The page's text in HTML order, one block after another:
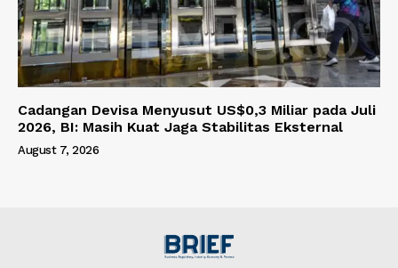
Cadangan Devisa Menyusut US$0,3 Miliar pada Juli
2026, BI: Masih Kuat Jaga Stabilitas Eksternal
August 7, 2026